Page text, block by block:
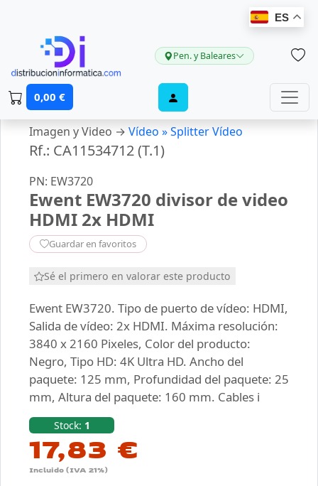
ES
Pen. y Baleares
0,00 €
Imagen y Video → Vídeo »Splitter Vídeo
Rf.: CA11534712 (T.1)
PN: EW3720
Ewent EW3720 divisor de video
HDMI 2x HDMI
Guardar en favoritos
Sé el primero en valorar este producto
Ewent EW3720. Tipo de puerto de vídeo: HDMI,
Salida de vídeo: 2x HDMI. Máxima resolución:
3840 x 2160 Pixeles, Color del producto:
Negro, Tipo HD: 4K Ultra HD. Ancho del
paquete: 125 mm, Profundidad del paquete: 25
mm, Altura del paquete: 160 mm. Cables i
Stock: 1
17,83 €
Incluido (IVA 21%)